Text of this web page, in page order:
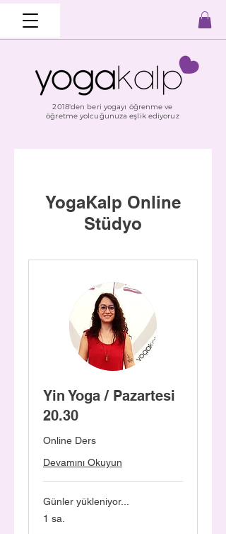
2018'den beri yogayı öğrenme ve
öğretme yolcuğunuza eşlik ediyoruz
YogaKalp Online
Stüdyo
Yin Yoga / Pazartesi
20.30
Online Ders
Devamını Okuyun
Günler yükleniyor...
1 sa.